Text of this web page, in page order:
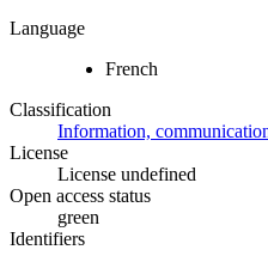
Language
French
Classification
Information,
License
License undefined
Open access status
green
Identifiers